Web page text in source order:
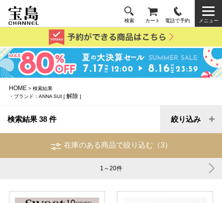
検索 カート 電話で予約 メニュー
HOME > 検索結果
・ブランド：ANNA SUI [解除 ]
検索結果 38 件 絞り込み
在庫のある商品で絞り込む（3）
1～20件